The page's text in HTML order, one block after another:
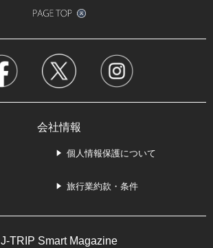
会社情報
個人情報保護について
旅行業約款・条件
J-TRIP Smart Magazine